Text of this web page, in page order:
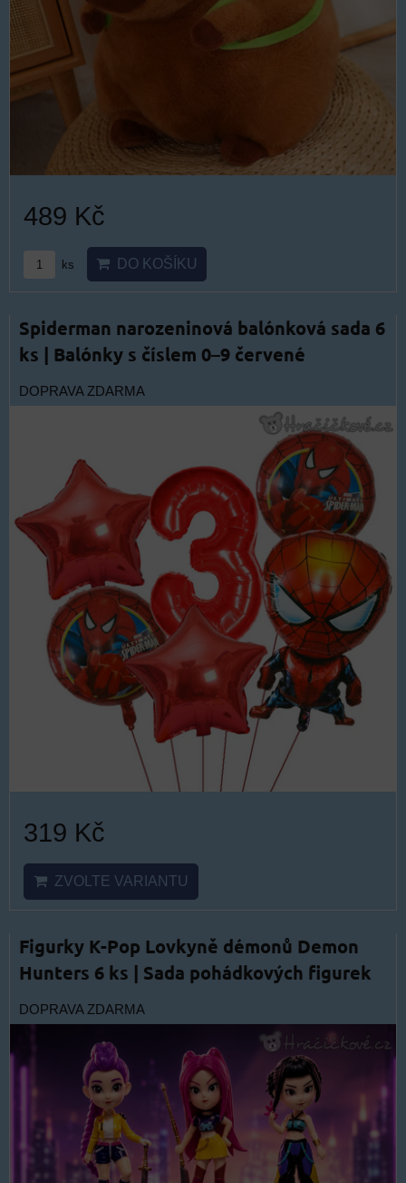
489 Kč
ks DO KOŠÍKU
Spiderman narozeninová balónková sada 6
ks | Balónky s číslem 0–9 červené
DOPRAVA ZDARMA
319 Kč
ZVOLTE VARIANTU
Figurky K-Pop Lovkyně démonů Demon
Hunters 6 ks | Sada pohádkových figurek
DOPRAVA ZDARMA